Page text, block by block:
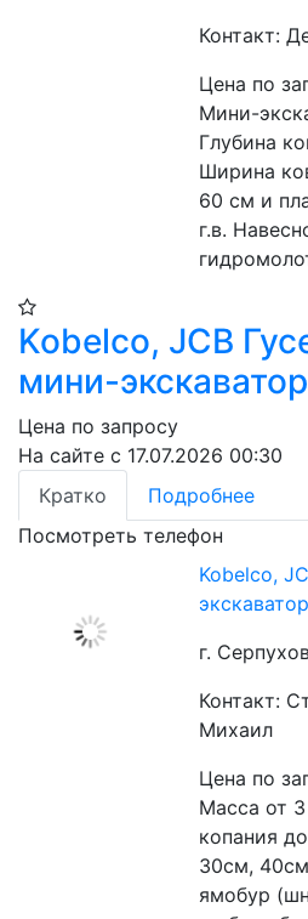
Контакт:
Цена по
Мини-
Глубина
Ширина
60 см и
г.в.
Kobelco, JCB
мини-экскаватор
Цена по запросу
На сайте с 17.07.2026 00:30
Кратко
Подробнее
Посмотреть телефон
Kobelco,
экскаватор
г.
Контакт:
Михаил
Цена по
Масса от 3
копания
30см,
ямобур